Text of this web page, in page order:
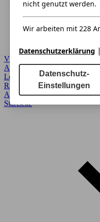
VW
Autoverkauf›
Leasing
Ratgeber
Anmelden›
Startseite
nicht genutzt werden.
Wir arbeiten mit 228
Datenschutzerklärung |
Datenschutz-
Einstellungen